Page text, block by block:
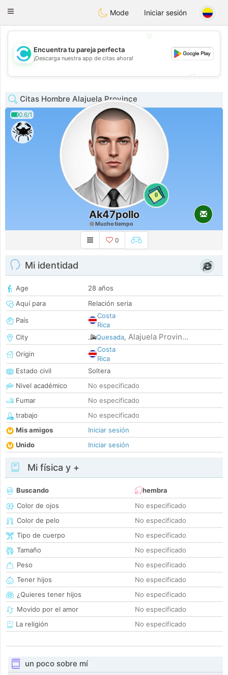
olombiaCitas
Toggle
Mode Iniciar sesión
💖
💕
Encuentra tu pareja perfecta
¡Descarga nuestra app de citas ahora!
Citas Hombre Alajuela Province
0.6/1
0
Ak47pollo
Mucho tiempo
0
Mi identidad
Age
28 años
Aquí para
Relación seria
País
Costa
Rica
City
Quesada, Alajuela Provin...
Origin
Costa
Rica
Estado civil
Soltera
Nivel académico
No especificado
Fumar
No especificado
trabajo
No especificado
Mis amigos
Iniciar sesión
Unido
Iniciar sesión
Mi física y +
Buscando
hembra
Color de ojos
No especificado
Color de pelo
No especificado
Tipo de cuerpo
No especificado
Tamaño
No especificado
Peso
No especificado
Tener hijos
No especificado
¿Quieres tener hijos
No especificado
Movido por el amor
No especificado
La religión
No especificado
un poco sobre mí